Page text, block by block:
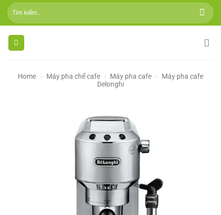
Skip
Tìm
kiếm:
Home » Máy pha chế cafe » Máy pha cafe »
Máy pha cafe
Delonghi